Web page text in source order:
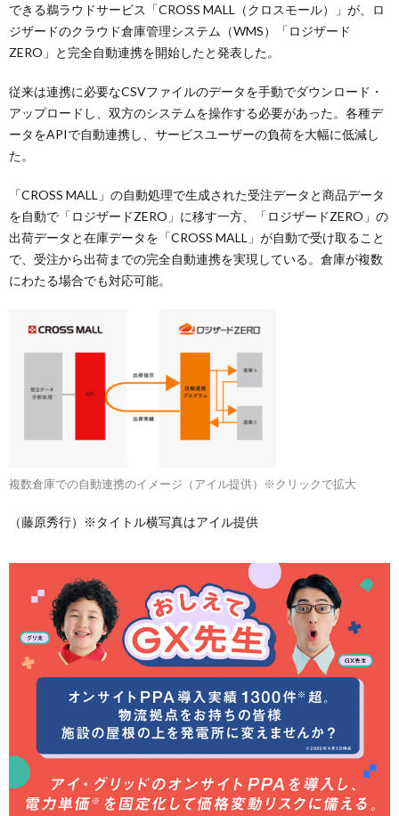
できる鵜ラウドサービス「CROSS MALL（クロスモール）」が、ロ
ジザードのクラウド倉庫管理システム（WMS）「ロジザード
ZERO」と完全自動連携を開始したと発表した。
従来は連携に必要なCSVファイルのデータを手動でダウンロード・
アップロードし、双方のシステムを操作する必要があった。各種デ
ータをAPIで自動連携し、サービスユーザーの負荷を大幅に低減し
た。
「CROSS MALL」の自動処理で生成された受注データと商品データ
を自動で「ロジザードZERO」に移す一方、「ロジザードZERO」の
出荷データと在庫データを「CROSS MALL」が自動で受け取ること
で、受注から出荷までの完全自動連携を実現している。倉庫が複数
にわたる場合でも対応可能。
複数倉庫での自動連携のイメージ（アイル提供）※クリックで拡大
（藤原秀行）※タイトル横写真はアイル提供